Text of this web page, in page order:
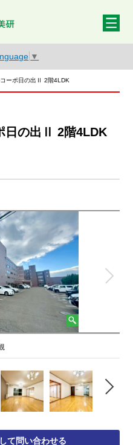
▼
ーポ日の出Ⅱ 2階4LDK
日の出Ⅱ 2階4LDK
て問い合わせる